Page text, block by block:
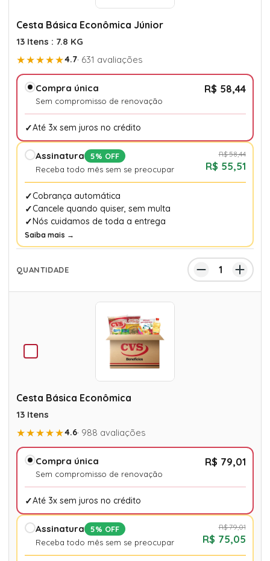
Cesta Básica Econômica Júnior
13 Itens : 7.8 KG
★★★★★4.7· 631 avaliações
Compra única
Sem compromisso de renovação
R$ 58,44
Até 3x sem juros no crédito
Assinatura
5% OFF
Receba todo mês sem se preocupar
R$ 58,44
R$ 55,51
Cobrança automática
Cancele quando quiser, sem multa
Nós cuidamos de toda a entrega
Saiba mais →
Cesta Básica Econômica
13 Itens
★★★★★4.6· 988 avaliações
Compra única
Sem compromisso de renovação
R$ 79,01
Até 3x sem juros no crédito
Assinatura
5% OFF
Receba todo mês sem se preocupar
R$ 79,01
R$ 75,05